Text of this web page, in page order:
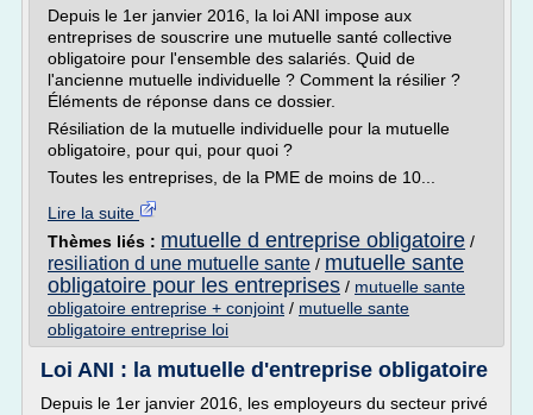
Depuis le 1er janvier 2016, la loi ANI impose aux
entreprises de souscrire une mutuelle santé collective
obligatoire pour l'ensemble des salariés. Quid de
l'ancienne mutuelle individuelle ? Comment la résilier ?
Éléments de réponse dans ce dossier.
Résiliation de la mutuelle individuelle pour la mutuelle
obligatoire, pour qui, pour quoi ?
Toutes les entreprises, de la PME de moins de 10...
Lire la suite
Thèmes liés : mutuelle d entreprise obligatoire /
resiliation d une mutuelle sante / mutuelle sante
obligatoire pour les entreprises / mutuelle sante
obligatoire entreprise + conjoint / mutuelle sante
obligatoire entreprise loi
Loi ANI : la mutuelle d'entreprise obligatoire
Depuis le 1er janvier 2016, les employeurs du secteur privé